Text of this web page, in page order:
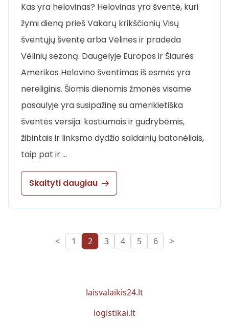
Kas yra helovinas? Helovinas yra šventė, kuri
žymi dieną prieš Vakarų krikščionių Visų
šventųjų šventę arba Vėlines ir pradeda
Vėlinių sezoną. Daugelyje Europos ir Šiaurės
Amerikos Helovino šventimas iš esmės yra
nereliginis. Šiomis dienomis žmonės visame
pasaulyje yra susipažinę su amerikietiška
šventės versija: kostiumais ir gudrybėmis,
žibintais ir linksmo dydžio saldainių batonėliais,
taip pat ir …
Skaityti daugiau
< 1 2 3 4 5 6 >
laisvalaikis24.lt
logistikai.lt